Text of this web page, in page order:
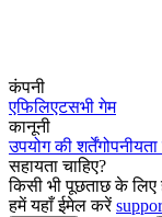
कंपनी
एफिलिएटसभी गेम
कानूनी
उपयोग की शर्तेंगोपनीयता
सहायता चाहिए?
किसी भी पूछताछ के लिए
हमें यहाँ ईमेल करें